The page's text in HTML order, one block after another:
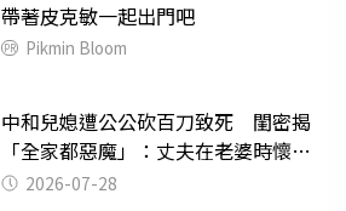
帶著皮克敏一起出門吧
Pikmin Bloom
中和兒媳遭公公砍百刀致死 閨密揭
「全家都惡魔」：丈夫在老婆時懷孕
摔東西
2026-07-28